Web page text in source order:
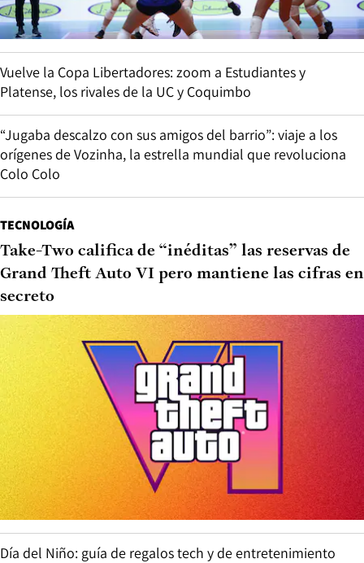
Vuelve la Copa Libertadores: zoom a Estudiantes y
Platense, los rivales de la UC y Coquimbo
“Jugaba descalzo con sus amigos del barrio”: viaje a los
orígenes de Vozinha, la estrella mundial que revoluciona
Colo Colo
TECNOLOGÍA
Take-Two califica de “inéditas” las reservas de
Grand Theft Auto VI pero mantiene las cifras en
secreto
Día del Niño: guía de regalos tech y de entretenimiento